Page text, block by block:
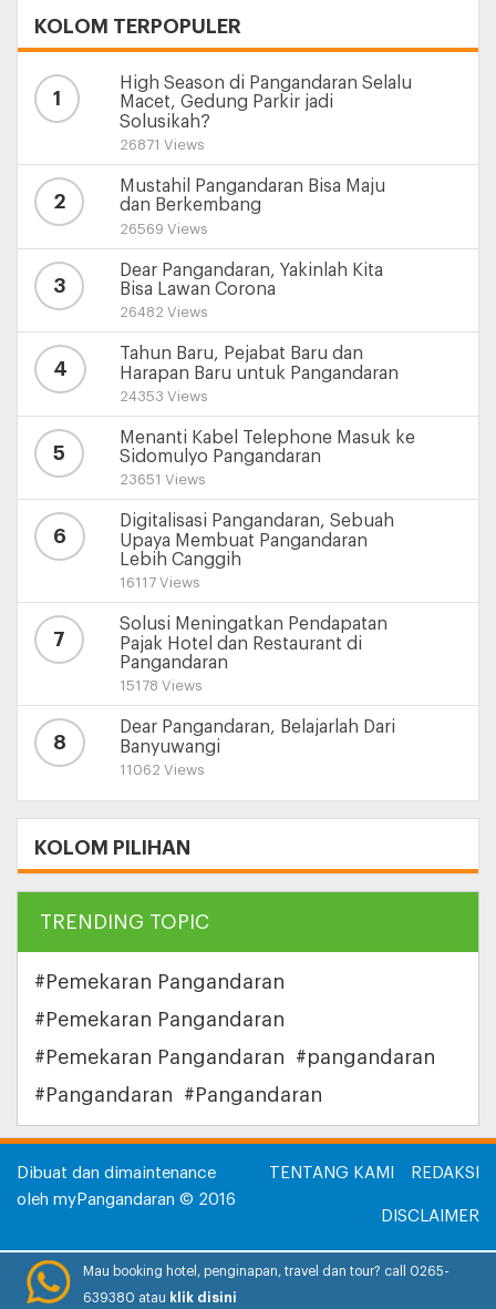
KOLOM TERPOPULER
1
High Season di Pangandaran Selalu
Macet, Gedung Parkir jadi
Solusikah?
26871 Views
2
Mustahil Pangandaran Bisa Maju
dan Berkembang
26569 Views
3
Dear Pangandaran, Yakinlah Kita
Bisa Lawan Corona
26482 Views
4
Tahun Baru, Pejabat Baru dan
Harapan Baru untuk Pangandaran
24353 Views
5
Menanti Kabel Telephone Masuk ke
Sidomulyo Pangandaran
23651 Views
6
Digitalisasi Pangandaran, Sebuah
Upaya Membuat Pangandaran
Lebih Canggih
16117 Views
7
Solusi Meningatkan Pendapatan
Pajak Hotel dan Restaurant di
Pangandaran
15178 Views
8
Dear Pangandaran, Belajarlah Dari
Banyuwangi
11062 Views
KOLOM PILIHAN
TRENDING TOPIC
#Pemekaran Pangandaran
#Pemekaran Pangandaran
#Pemekaran Pangandaran
#pangandaran
#Pangandaran
#Pangandaran
Dibuat dan dimaintenance
oleh myPangandaran © 2016
TENTANG KAMI REDAKSI
DISCLAIMER
Mau booking hotel, penginapan, travel dan tour? call 0265-
639380 atau klik disini